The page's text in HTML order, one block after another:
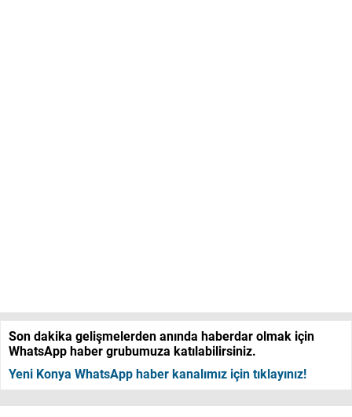
Son dakika gelişmelerden anında haberdar olmak için
WhatsApp haber grubumuza katılabilirsiniz.
Yeni Konya WhatsApp haber kanalımız için tıklayınız!